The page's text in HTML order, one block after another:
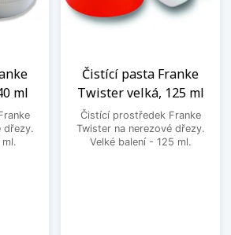
ml
dřezy.
Čistící pasta Franke
Twister velká, 125 ml
Čistící prostředek Franke
Twister na nerezové dřezy.
Velké balení - 125 ml.